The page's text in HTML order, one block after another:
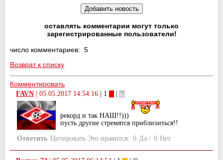
оставлять комментарии могут только
зарегистрированные пользователи!
число комментариев: 5
Возврат к списку
Комментировать
FAVN | 05.05.2017 14:54:16 | 1 |
рекорд и так НАШ!!)))
пусть другие стремятся приблизиться!!
Ответить Цитировать Это нравится: 0 Да / 0 Нет